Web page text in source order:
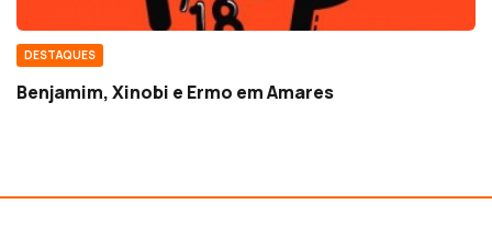
DESTAQUES
Benjamim, Xinobi e Ermo em Amares